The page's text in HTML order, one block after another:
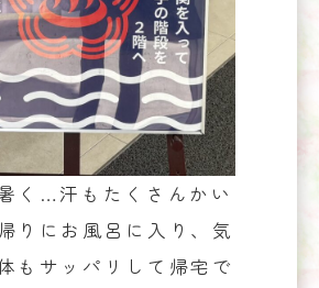
く…汗もたくさんかい
りにお風呂に入り、気
もサッパリして帰宅で